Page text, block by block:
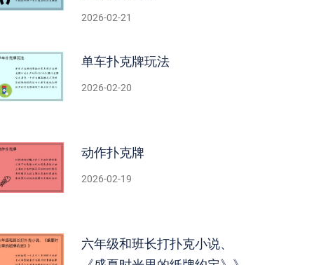
2026-02-21
单车扑克牌玩法
2026-02-20
动作扑克牌
2026-02-19
六年级和班长打扑克小说、